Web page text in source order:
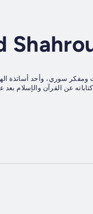
– 21 ديسمبر 2019)؛ مهندس وباحث ومفكر
عن القرآن والإسلام